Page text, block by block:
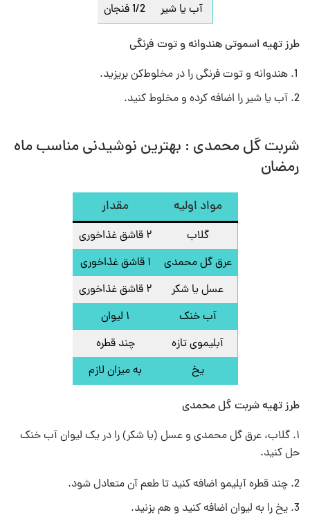
آب یا شیر
1/2 فنجان
طرز تهیه اسموتی هندوانه و توت فرنگی
هندوانه و توت فرنگی را در مخلوط‌کن بریزید.
آب یا شیر را اضافه کرده و مخلوط کنید.
شربت گل محمدی : بهترین نوشیدنی مناسب ماه
رمضان
مواد اولیه مقدار
گلاب
۲ قاشق غذاخوری
عرق گل محمدی
۱ قاشق غذاخوری
عسل یا شکر
۲ قاشق غذاخوری
آب خنک
۱ لیوان
آبلیموی تازه
چند قطره
یخ
به میزان لازم
طرز تهیه شربت گل محمدی
۱. گلاب، عرق گل محمدی و عسل (یا شکر) را در یک لیوان آب خنک
حل کنید.
چند قطره آبلیمو اضافه کنید تا طعم آن متعادل شود.
یخ را به لیوان اضافه کنید و هم بزنید.